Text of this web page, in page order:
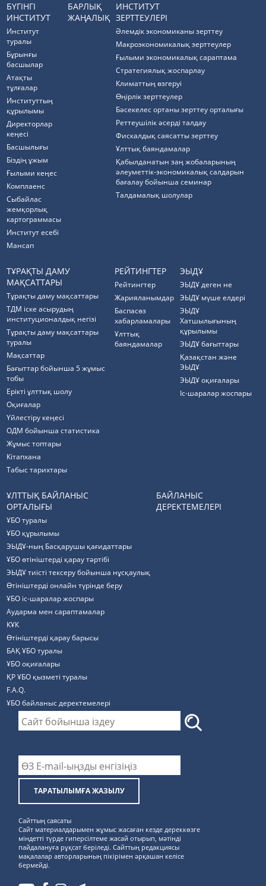
БҮГІНГІ
ИНСТИТУТ
Институт
туралы
Бұрынғы
басшылар
Атақты
тұлғалар
Институттың
құрылымы
Директорлар
кеңесі
Басшылығы
Біздің ұжым
Ғылыми кеңес
Комплаенс
Cыбайлас
жемқорлық
картограммасы
Институт есебі
Мансап
БАРЛЫҚ
ЖАҢАЛЫҚ
ИНСТИТУТ
ЗЕРТТЕУЛЕРІ
Әлемдік экономиканы зерттеу
Макроэкономикалық зерттеулер
Ғылыми экономикалық сараптама
Стратегиялық жоспарлау
Климаттың өзгеруі
Өңірлік зерттеулер
Бәсекелес ортаны зерттеу орталығы
Реттеушілік әсерді талдау
Фискалдық саясатты зерттеу
Ұлттық баяндамалар
Қабылданатын заң жобаларының
әлеуметтік-экономикалық салдарын
бағалау бойынша семинар
Талдамалық шолулар
ТҰРАҚТЫ ДАМУ
МАҚСАТТАРЫ
Тұрақты даму мақсаттары
ТДМ іске асырудың
институционалдық негізі
Тұрақты даму мақсаттары
туралы
Мақсаттар
Бағыттар бойынша 5 жұмыс
тобы
Ерікті ұлттық шолу
Оқиғалар
Үйлестіру кеңесі
ОДМ бойынша статистика
Жұмыс топтары
Кітапхана
Табыс тарихтары
РЕЙТИНГТЕР
Рейтингтер
Жарияланымдар
Баспасөз
хабарламалары
Ұлттық
баяндамалар
ЭЫДҰ
ЭЫДҰ деген не
ЭЫДҰ мүше елдері
ЭЫДҰ
Хатшылығының
құрылымы
ЭЫДҰ бағыттары
Қазақстан және
ЭЫДҰ
ЭЫДҰ оқиғалары
Іс-шаралар жоспары
ҰЛТТЫҚ БАЙЛАНЫС
ОРТАЛЫҒЫ
ҰБО туралы
ҰБО құрылымы
ЭЫДҰ-ның Басқарушы қағидаттары
ҰБО өтініштерді қарау тәртібі
ЭЫДҰ тиісті тексеру бойынша нұсқаулық
Өтініштерді онлайн түрінде беру
ҰБО іс-шаралар жоспары
Аударма мен сараптамалар
КҰК
Өтініштерді қарау барысы
БАҚ ҰБО туралы
ҰБО оқиғалары
ҚР ҰБО қызметі туралы
F.A.Q.
ҰБО байланыс деректемелерi
БАЙЛАНЫС
ДЕРЕКТЕМЕЛЕРІ
ТАРАТЫЛЫМҒА ЖАЗЫЛУ
Сайттың саясаты
Сайт материалдарымен жұмыс жасаған кезде дереккөзге
міндетті түрде гиперсілтеме жасай отырып, мәтінді
пайдалануға рұқсат беріледі. Сайттың редакциясы
мақалалар авторларының пікірімен әрқашан келісе
бермейді.